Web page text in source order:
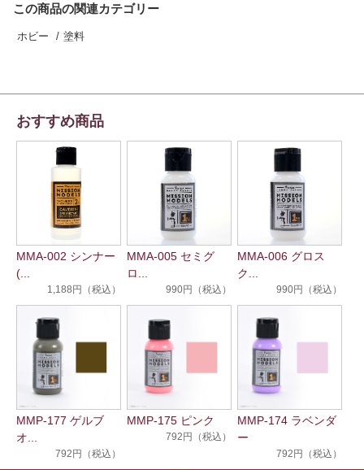
この商品の関連カテゴリー
ホビー 塗料
おすすめ商品
MMA-002 シンナー
(...
1,188円（税込）
MMA-005 セミグ
ロ...
990円（税込）
MMA-006 グロス
ク...
990円（税込）
MMP-177 ゲルブ
オ...
792円（税込）
MMP-175 ピンク
792円（税込）
MMP-174 ラベンダ
ー
792円（税込）